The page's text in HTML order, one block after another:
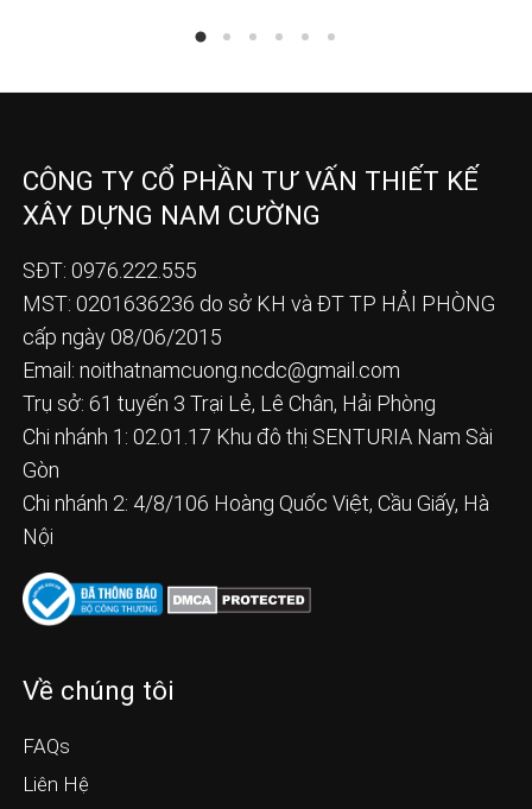
CÔNG TY CỔ PHẦN TƯ VẤN THIẾT KẾ
XÂY DỰNG NAM CƯỜNG
SĐT: 0976.222.555
MST: 0201636236 do sở KH và ĐT TP HẢI PHÒNG
cấp ngày 08/06/2015
Email: noithatnamcuong.ncdc@gmail.com
Trụ sở: 61 tuyến 3 Trại Lẻ, Lê Chân, Hải Phòng
Chi nhánh 1: 02.01.17 Khu đô thị SENTURIA Nam Sài
Gòn
Chi nhánh 2: 4/8/106 Hoàng Quốc Việt, Cầu Giấy, Hà
Nội
Về chúng tôi
FAQs
Liên Hệ